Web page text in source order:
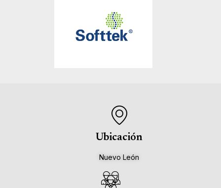
Ubicación
Nuevo León